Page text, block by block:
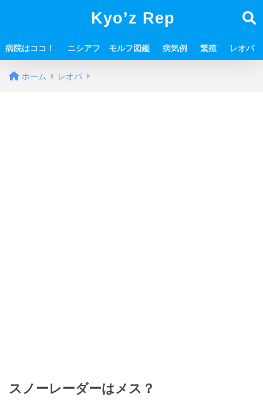
Kyo’z Rep
病院はココ！ ニシアフ モルフ図鑑 病気例 繁殖 レオパ
ホーム レオパ
スノーレーダーはメス？